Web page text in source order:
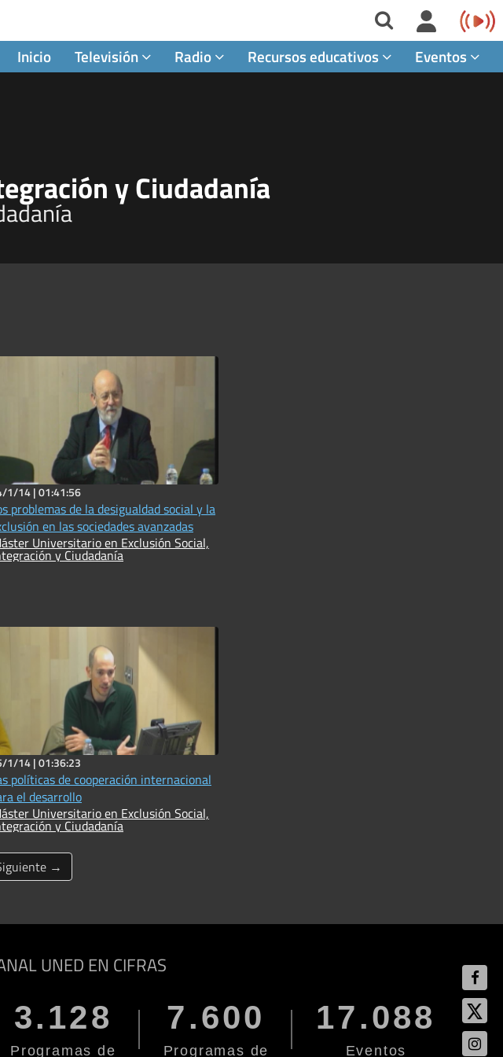
Inicio Televisión Radio Recursos educativos Eventos
y Ciudadanía
1/14 |01:41:56
problemas de la desigualdad social y la
en las sociedades avanzadas
Universitario en Exclusión Social,
y Ciudadanía
1/14 |01:36:23
políticas de cooperación internacional
el desarrollo
Universitario en Exclusión Social,
y Ciudadanía
→
UNED EN CIFRAS
3.128
Programas de
7.600
Programas de
17.088
Eventos